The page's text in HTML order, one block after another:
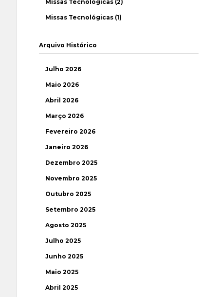
Missas Tecnológicas (2)
Missas Tecnológicas (1)
Arquivo Histórico
Julho 2026
Maio 2026
Abril 2026
Março 2026
Fevereiro 2026
Janeiro 2026
Dezembro 2025
Novembro 2025
Outubro 2025
Setembro 2025
Agosto 2025
Julho 2025
Junho 2025
Maio 2025
Abril 2025